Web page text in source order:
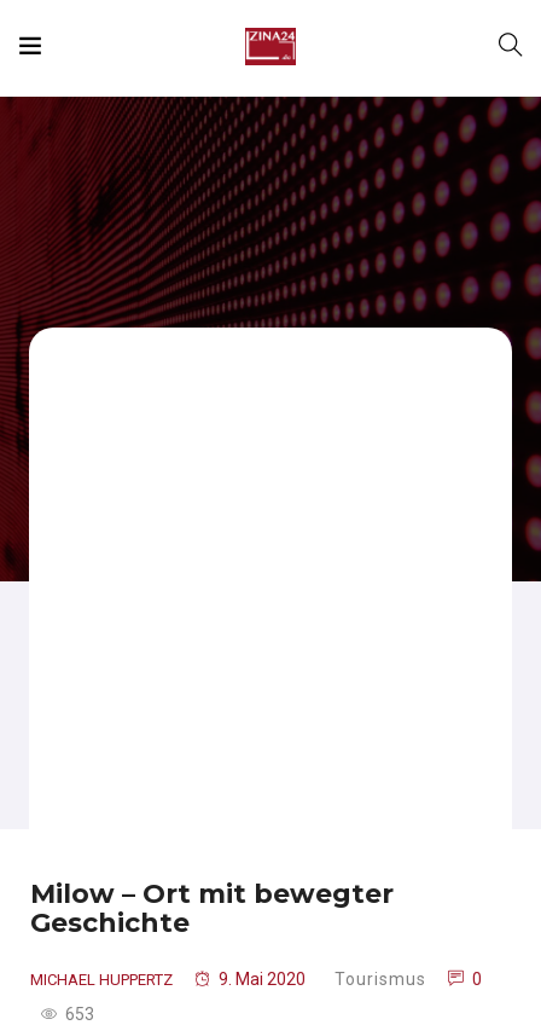
Milow – Ort mit bewegter
Geschichte
MICHAEL HUPPERTZ 9. Mai 2020 Tourismus
0
653